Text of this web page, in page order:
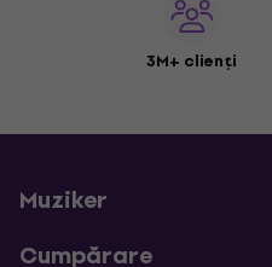
3M+ clienți
Muziker
Cumpărare